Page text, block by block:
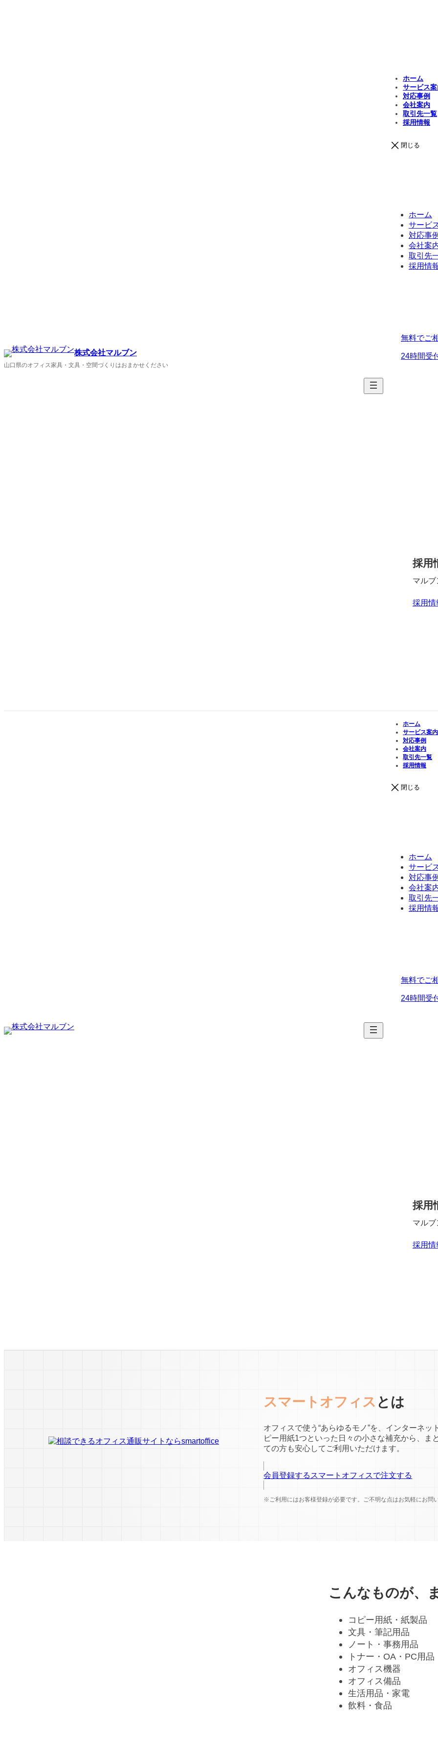
株式会社マルブン
山口県のオフィス家具・文具・空間づくりはおまかせください
ホーム
サービス
対応事例
会社案内
取引先一覧
採用情報
閉じる
ホーム
サービ
対応事
会社案
取引先
採用情
無料でご
24時間受
採用
マル
採用情
ホーム
サービス案内
対応事例
会社案内
取引先一覧
採用情報
閉じる
ホーム
サービ
対応事
会社案
取引先
採用情
無料でご
24時間受
採用
マル
採用情
スマートオフィス とは
オフィスで使う“あらゆるモノ”を、インターネ
ピー用紙1つといった日々の小さな補充から、
ての方も安心してご利用いただけます。
会員登録する スマートオフィスで注文する
※ご利用にはお客様登録が必要です。ご不明な点はお気軽にお問
こんなものが、
コピー用紙・紙製品
文具・筆記用品
ノート・事務用品
トナー・OA・PC用品
オフィス機器
オフィス備品
生活用品・家電
飲料・食品